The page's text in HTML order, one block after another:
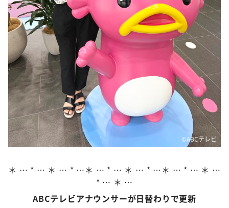
朝だ！生です旅サラダ
教えて！ニュースライブ 正義のミカタ
ＬＩＦＥ～夢のカタチ～
新婚さんいらっしゃい！
ポツンと一軒家
ザキ山小屋本館
ぺこぱのまるスポ
アナ回覧板
©ABCテレビ
＊ … * … ＊ … * …＊ … * … ＊ … * …＊ … * … ＊ …
* … ＊ …
ABCテレビアナウンサーが日替わりで更新